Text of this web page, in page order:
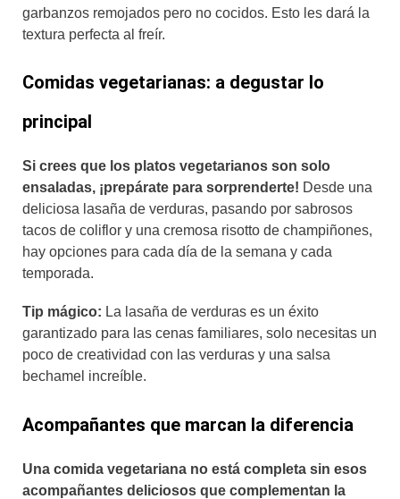
garbanzos remojados pero no cocidos. Esto les dará la
textura perfecta al freír.
Comidas vegetarianas: a degustar lo
principal
Si crees que los platos vegetarianos son solo
ensaladas, ¡prepárate para sorprenderte! Desde una
deliciosa lasaña de verduras, pasando por sabrosos
tacos de coliflor y una cremosa risotto de champiñones,
hay opciones para cada día de la semana y cada
temporada.
Tip mágico: La lasaña de verduras es un éxito
garantizado para las cenas familiares, solo necesitas un
poco de creatividad con las verduras y una salsa
bechamel increíble.
Acompañantes que marcan la diferencia
Una comida vegetariana no está completa sin esos
acompañantes deliciosos que complementan la